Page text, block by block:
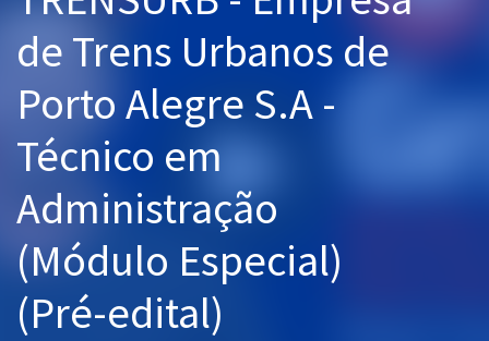
Graduação
OAB
Mentorias
Questões grátis
Conteúdo gratuito
Blog
de Trens Urbanos de
Porto Alegre S.A -
Técnico em
Administração
(Módulo Especial)
(Pré-edital)